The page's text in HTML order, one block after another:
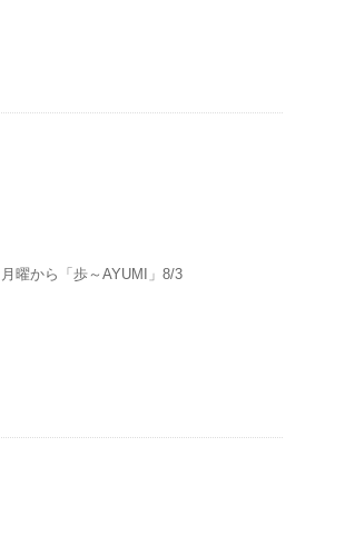
月曜から「歩～AYUMI」8/3